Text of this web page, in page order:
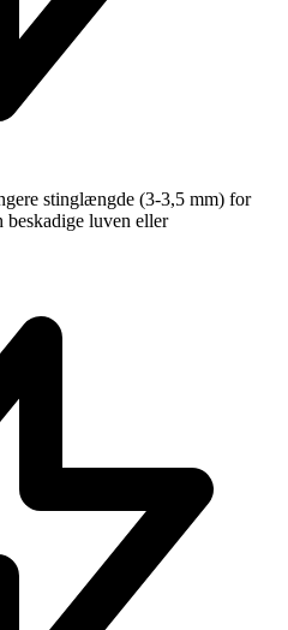
stinglængde (3-3,5 mm) for
beskadige luven eller